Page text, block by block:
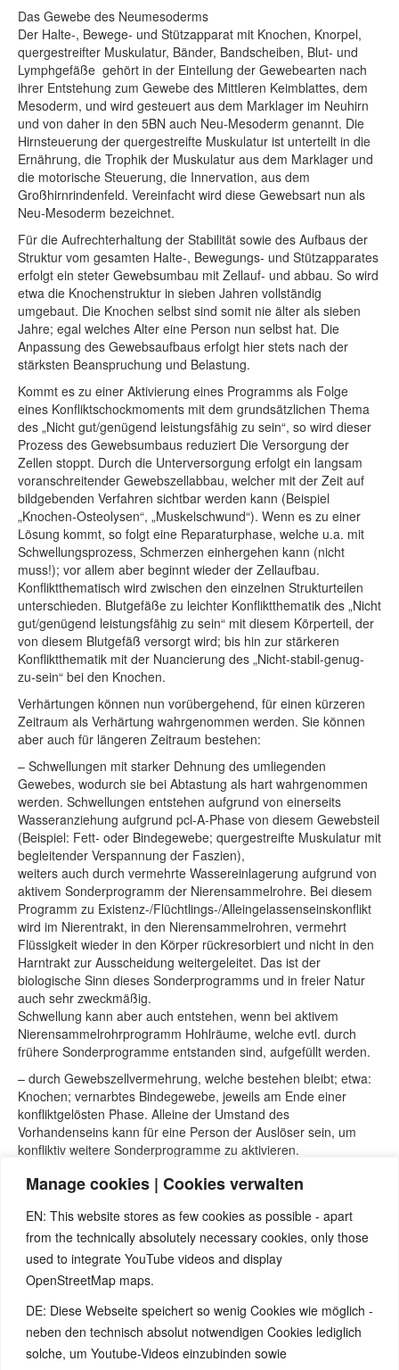
Manage cookies | Cookies verwalten
EN: This website stores as few cookies as possible - apart
from the technically absolutely necessary cookies, only those
used to integrate YouTube videos and display
OpenStreetMap maps.
DE: Diese Webseite speichert so wenig Cookies wie möglich -
neben den technisch absolut notwendigen Cookies lediglich
solche, um Youtube-Videos einzubinden sowie
Das Gewebe des Neumesoderms
Der Halte-, Bewege- und Stützapparat mit Knochen, Knorpel,
quergestreifter Muskulatur, Bänder, Bandscheiben, Blut- und
Lymphgefäße gehört in der Einteilung der Gewebearten nach
ihrer Entstehung zum Gewebe des Mittleren Keimblattes, dem
Mesoderm, und wird gesteuert aus dem Marklager im Neuhirn
und von daher in den 5BN auch Neu-Mesoderm genannt. Die
Hirnsteuerung der quergestreifte Muskulatur ist unterteilt in die
Ernährung, die Trophik der Muskulatur aus dem Marklager und
die motorische Steuerung, die Innervation, aus dem
Großhirnrindenfeld. Vereinfacht wird diese Gewebsart nun als
Neu-Mesoderm bezeichnet.
Für die Aufrechterhaltung der Stabilität sowie des Aufbaus der
Struktur vom gesamten Halte-, Bewegungs- und Stützapparates
erfolgt ein steter Gewebsumbau mit Zellauf- und abbau. So wird
etwa die Knochenstruktur in sieben Jahren vollständig
umgebaut. Die Knochen selbst sind somit nie älter als sieben
Jahre; egal welches Alter eine Person nun selbst hat. Die
Anpassung des Gewebsaufbaus erfolgt hier stets nach der
stärksten Beanspruchung und Belastung.
Kommt es zu einer Aktivierung eines Programms als Folge
eines Konfliktschockmoments mit dem grundsätzlichen Thema
des „Nicht gut/genügend leistungsfähig zu sein“, so wird dieser
Prozess des Gewebsumbaus reduziert Die Versorgung der
Zellen stoppt. Durch die Unterversorgung erfolgt ein langsam
voranschreitender Gewebszellabbau, welcher mit der Zeit auf
bildgebenden Verfahren sichtbar werden kann (Beispiel
„Knochen-Osteolysen“, „Muskelschwund“). Wenn es zu einer
Lösung kommt, so folgt eine Reparaturphase, welche u.a. mit
Schwellungsprozess, Schmerzen einhergehen kann (nicht
muss!); vor allem aber beginnt wieder der Zellaufbau.
Konfliktthematisch wird zwischen den einzelnen Strukturteilen
unterschieden. Blutgefäße zu leichter Konfliktthematik des „Nicht
gut/genügend leistungsfähig zu sein“ mit diesem Körperteil, der
von diesem Blutgefäß versorgt wird; bis hin zur stärkeren
Konfliktthematik mit der Nuancierung des „Nicht-stabil-genug-
zu-sein“ bei den Knochen.
Verhärtungen können nun vorübergehend, für einen kürzeren
Zeitraum als Verhärtung wahrgenommen werden. Sie können
aber auch für längeren Zeitraum bestehen:
– Schwellungen mit starker Dehnung des umliegenden
Gewebes, wodurch sie bei Abtastung als hart wahrgenommen
werden. Schwellungen entstehen aufgrund von einerseits
Wasseranziehung aufgrund pcl-A-Phase von diesem Gewebsteil
(Beispiel: Fett- oder Bindegewebe; quergestreifte Muskulatur mit
begleitender Verspannung der Faszien),
weiters auch durch vermehrte Wassereinlagerung aufgrund von
aktivem Sonderprogramm der Nierensammelrohre. Bei diesem
Programm zu Existenz-/Flüchtlings-/Alleingelassenseinskonflikt
wird im Nierentrakt, in den Nierensammelrohren, vermehrt
Flüssigkeit wieder in den Körper rückresorbiert und nicht in den
Harntrakt zur Ausscheidung weitergeleitet. Das ist der
biologische Sinn dieses Sonderprogramms und in freier Natur
auch sehr zweckmäßig.
Schwellung kann aber auch entstehen, wenn bei aktivem
Nierensammelrohrprogramm Hohlräume, welche evtl. durch
frühere Sonderprogramme entstanden sind, aufgefüllt werden.
– durch Gewebszellvermehrung, welche bestehen bleibt; etwa:
Knochen; vernarbtes Bindegewebe, jeweils am Ende einer
konfliktgelösten Phase. Alleine der Umstand des
Vorhandenseins kann für eine Person der Auslöser sein, um
konfliktiv weitere Sonderprogramme zu aktivieren.
weiters gar keine Störung bilden. Unter Umständen kann eine
und angenommene Schönheits-Ideale nützlich sein.
Quellen:
Seminare und Webinare von Nicolas Barro, nicolasbarro.de.
Internetseite www.5bn.de.
David Münnich „Das System der fünf biologischen
Naturgesetze“ Band 1.
Claudio Trupiano „Danke Doktor Hamer“.